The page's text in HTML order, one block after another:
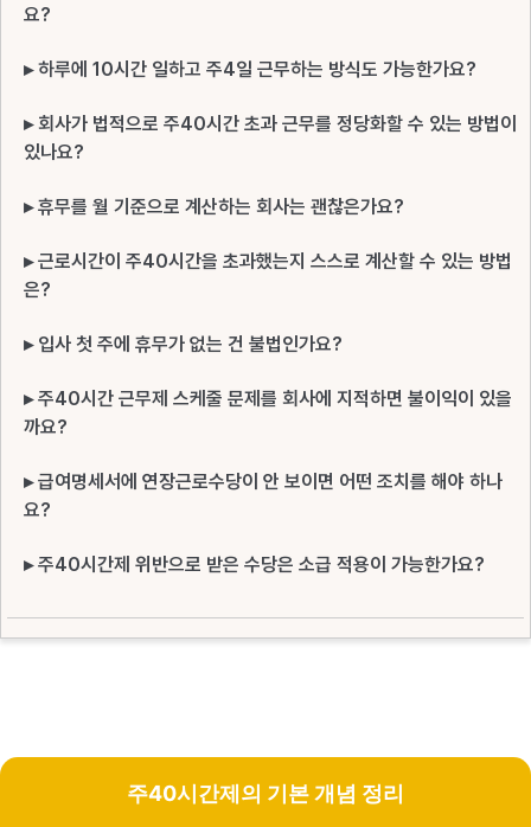
요?
▸ 하루에 10시간 일하고 주4일 근무하는 방식도 가능한가요?
▸ 회사가 법적으로 주40시간 초과 근무를 정당화할 수 있는 방법이
있나요?
▸ 휴무를 월 기준으로 계산하는 회사는 괜찮은가요?
▸ 근로시간이 주40시간을 초과했는지 스스로 계산할 수 있는 방법
은?
▸ 입사 첫 주에 휴무가 없는 건 불법인가요?
▸ 주40시간 근무제 스케줄 문제를 회사에 지적하면 불이익이 있을
까요?
▸ 급여명세서에 연장근로수당이 안 보이면 어떤 조치를 해야 하나
요?
▸ 주40시간제 위반으로 받은 수당은 소급 적용이 가능한가요?
주40시간제의 기본 개념 정리